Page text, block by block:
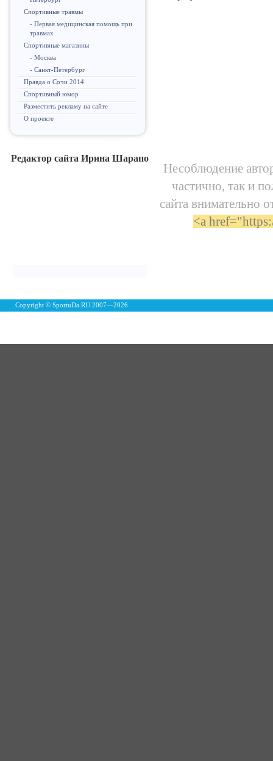
Спортивные травмы
- Первая медицинская помощь при
травмах
Спортивные магазины
- Москва
- Санкт-Петербург
Правда о Сочи 2014
Спортивный юмор
Разместить рекламу на сайте
О проекте
Редактор сайта Ирина Шарапо
Несоблюдение
частично, так и
сайта внимательно
<a
Copyright © SportuDa.RU 2007—2026